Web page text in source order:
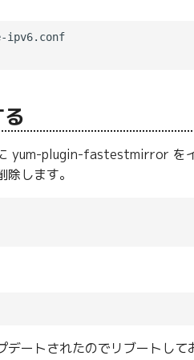
ipv6.conf
yum-plugin-fastestmirror を
します。
ートされたのでリブートして